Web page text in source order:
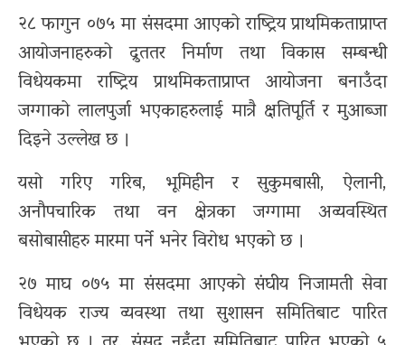
२८ फागुन ०७५ मा संसदमा आएको राष्ट्रिय प्राथमिकताप्राप्त
आयोजनाहरुको द्रुततर निर्माण तथा विकास सम्बन्धी
विधेयकमा राष्ट्रिय प्राथमिकताप्राप्त आयोजना बनाउँदा
जग्गाको लालपुर्जा भएकाहरुलाई मात्रै क्षतिपूर्ति र मुआब्जा
दिइने उल्लेख छ ।
यसो गरिए गरिब, भूमिहीन र सुकुमबासी, ऐलानी,
अनौपचारिक तथा वन क्षेत्रका जग्गामा अव्यवस्थित
बसोबासीहरु मारमा पर्ने भनेर विरोध भएको छ ।
२७ माघ ०७५ मा संसदमा आएको संघीय निजामती सेवा
विधेयक राज्य व्यवस्था तथा सुशासन समितिबाट पारित